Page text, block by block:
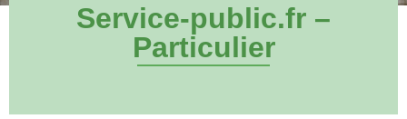
Service-public.fr –
Particulier